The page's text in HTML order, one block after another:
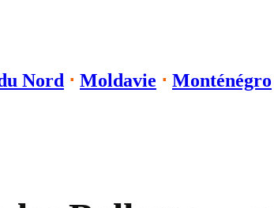
Nord ⋅ Moldavie ⋅ Monténégro